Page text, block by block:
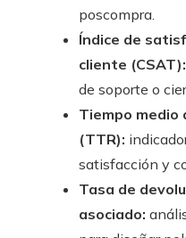
poscompra.
Índice de
cliente (CSAT):
de soporte o
Tiempo medio
(TTR):
satisfacción y
Tasa de
asociado: